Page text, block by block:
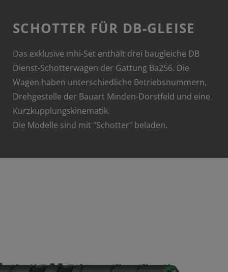
SCHOTTER FÜR DB-GLEISE
Das exklusive mhi-Set enthält drei baugleiche DB
Dienst-Schotterwagen der Gattung Ba256. Die
Wagen haben unterschiedliche Betriebsnummern,
Drehgestelle der Bauart Minden-Dorstfeld und eine
Kurzkupplungskinematik.
Die Modelle sind mit "Schotter" beladen.